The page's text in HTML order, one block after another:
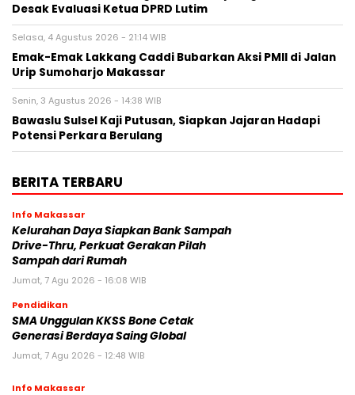
Desak Evaluasi Ketua DPRD Lutim
Selasa, 4 Agustus 2026 - 21:14 WIB
Emak-Emak Lakkang Caddi Bubarkan Aksi PMII di Jalan
Urip Sumoharjo Makassar
Senin, 3 Agustus 2026 - 14:38 WIB
Bawaslu Sulsel Kaji Putusan, Siapkan Jajaran Hadapi
Potensi Perkara Berulang
BERITA TERBARU
Info Makassar
Kelurahan Daya Siapkan Bank Sampah
Drive-Thru, Perkuat Gerakan Pilah
Sampah dari Rumah
Jumat, 7 Agu 2026 - 16:08 WIB
Pendidikan
SMA Unggulan KKSS Bone Cetak
Generasi Berdaya Saing Global
Jumat, 7 Agu 2026 - 12:48 WIB
Info Makassar